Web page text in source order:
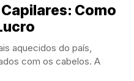
Como
aquecidos do país,
com os cabelos. A